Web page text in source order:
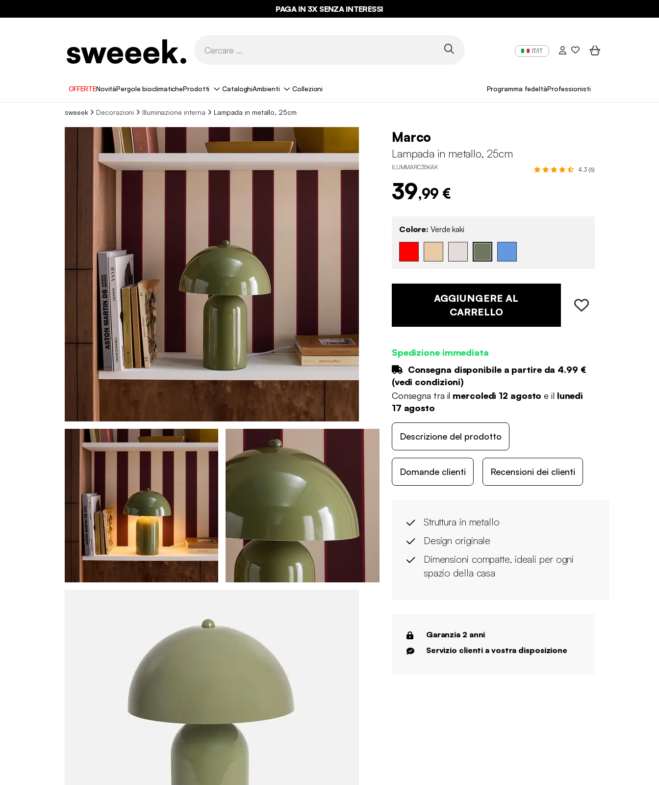
PAGA IN 3X SENZA INTERESSI
IT/IT
OFFERTENovitàPergole bioclimaticheProdotti CataloghiAmbienti Collezioni Programma fedeltàProfessionisti
sweeek Decorazioni Illuminazione interna Lampada in metallo, 25cm
Marco
Lampada in metallo, 25cm
ILUMMARC35KAK 4.3 (6)
39,99 €
Colore: Verde kaki
AGGIUNGERE AL
CARRELLO
Spedizione immediata
Consegna disponibile a partire da 4.99 €
(vedi condizioni)
Consegna tra il mercoledì 12 agosto e il lunedì
17 agosto
Descrizione del prodotto
Domande clienti Recensioni dei clienti
Struttura in metallo
Design originale
Dimensioni compatte, ideali per ogni
spazio della casa
Garanzia 2 anni
Servizio clienti a vostra disposizione